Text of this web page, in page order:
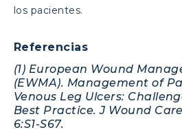
los pacientes.
Referencias
(1) European Wound
(EWMA). Management of
Venous Leg Ulcers:
Best Practice. J Wound
6:S1-S67.